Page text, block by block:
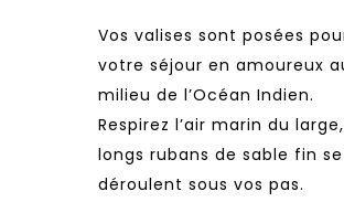
Vos valises sont posées
votre séjour en amoureux
milieu de l’Océan Indien.
Respirez l’air marin du
longs rubans de sable fin se
déroulent sous vos pas.